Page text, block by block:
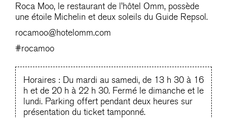
Roca Moo, le restaurant de l’hôtel Omm, possède
une étoile Michelin et deux soleils du Guide Repsol.
rocamoo@hotelomm.com
#rocamoo
Horaires : Du mardi au samedi, de 13 h 30 à 16
h et de 20 h à 22 h 30. Fermé le dimanche et le
lundi. Parking offert pendant deux heures sur
présentation du ticket tamponné.